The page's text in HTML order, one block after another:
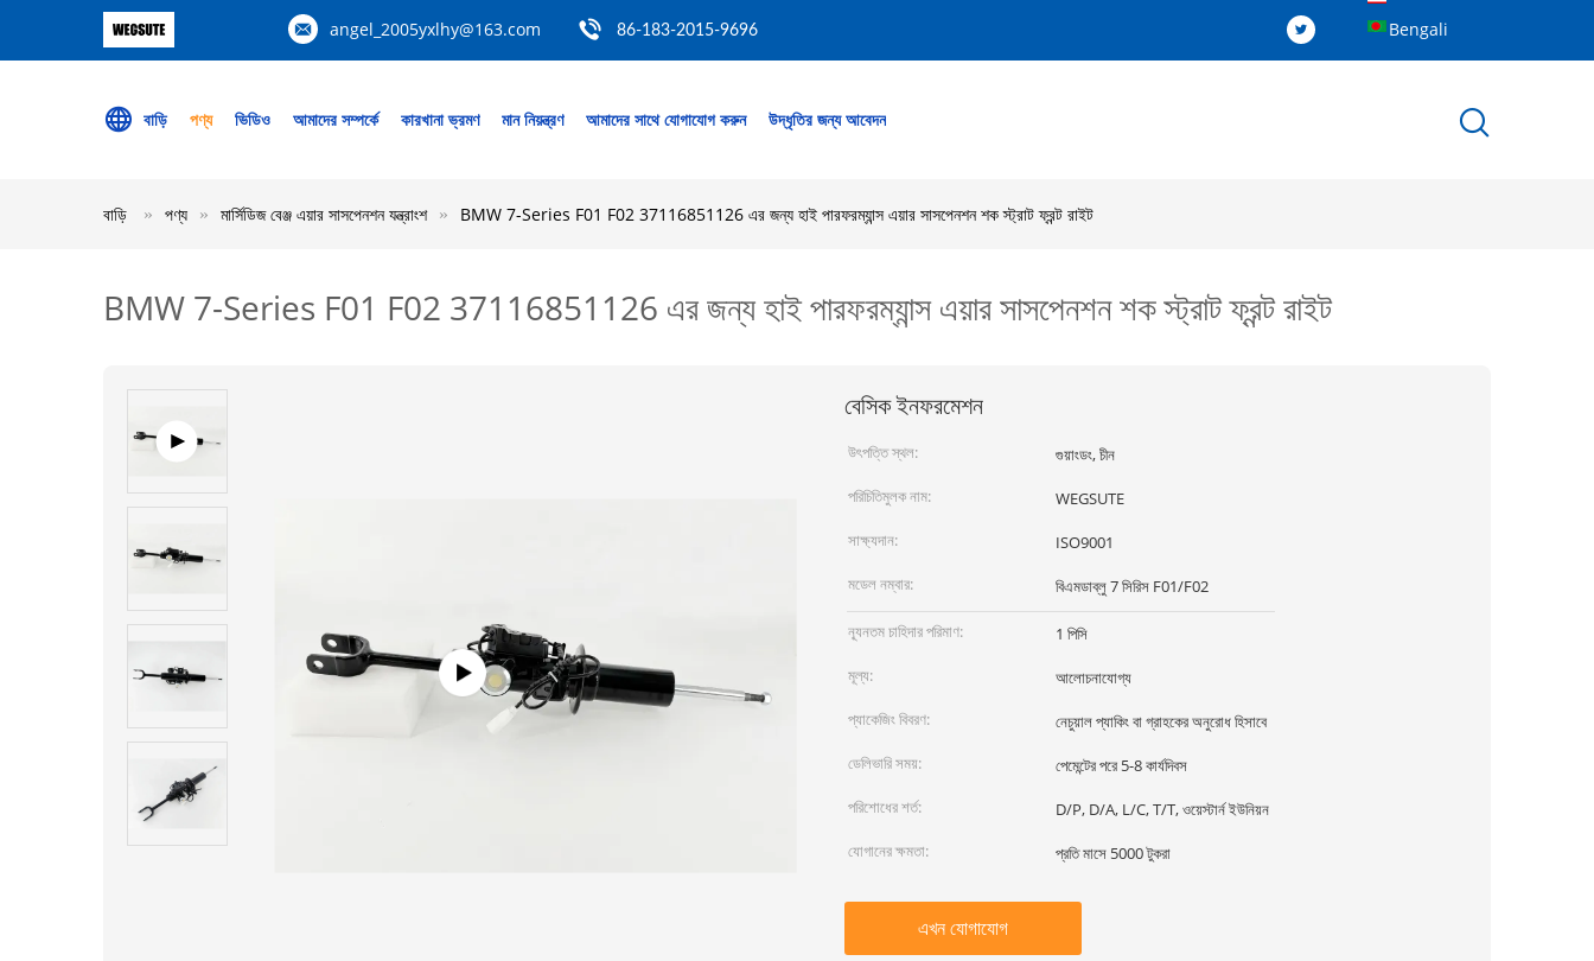
angel_2005yxlhy@163.com 86-183-2015-9696 Bengali
বাড়ি পণ্য ভিডিও আমাদের সম্পর্কে কারখানা ভ্রমণ মান নিয়ন্ত্রণ আমাদের সাথে যোগাযোগ করুন উদ্ধৃতির জন্য আবেদন
বাড়ি পণ্য মার্সিডিজ বেঞ্জ এয়ার সাসপেনশন যন্ত্রাংশ BMW 7-Series F01 F02 37116851126 এর জন্য হাই পারফরম্যান্স এয়ার সাসপেনশন শক স্ট্রাট ফ্রন্ট রাইট
BMW 7-Series F01 F02 37116851126 এর জন্য হাই পারফরম্যান্স এয়ার সাসপেনশন শক স্ট্রাট ফ্রন্ট রাইট
বেসিক ইনফরমেশন
উৎপত্তি স্থল:
গুয়াংডং, চীন
পরিচিতিমুলক নাম:
WEGSUTE
সাক্ষ্যদান:
ISO9001
মডেল নম্বার:
বিএমডাব্লু 7 সিরিস F01/F02
ন্যূনতম চাহিদার পরিমাণ:
1 পিসি
মূল্য:
আলোচনাযোগ্য
প্যাকেজিং বিবরণ:
নেচুয়াল প্যাকিং বা গ্রাহকের অনুরোধ হিসাবে
ডেলিভারি সময়:
পেমেন্টের পরে 5-8 কার্যদিবস
পরিশোধের শর্ত:
D/P, D/A, L/C, T/T, ওয়েস্টার্ন ইউনিয়ন
যোগানের ক্ষমতা:
প্রতি মাসে 5000 টুকরা
এখন যোগাযোগ